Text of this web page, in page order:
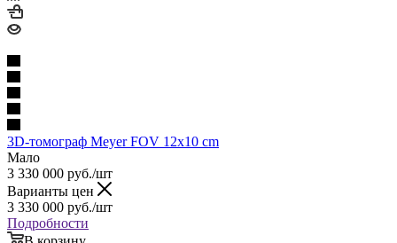
3D-томограф Meyer FOV 12x10 cm
Мало
3 330 000 руб./шт
Варианты цен
3 330 000 руб./шт
Подробности